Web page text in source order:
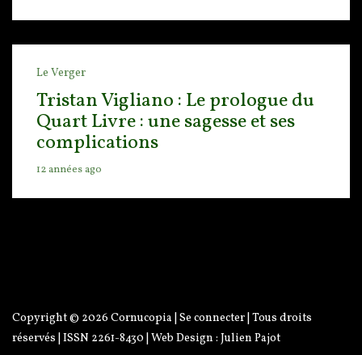
Le Verger
Tristan Vigliano : Le prologue du
Quart Livre : une sagesse et ses
complications
12 années ago
Copyright © 2026 Cornucopia Se connecter | Tous droits
réservés | ISSN 2261-8430 | Web Design : Julien Pajot